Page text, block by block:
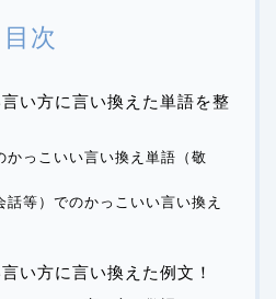
目次
い方に言い換えた単語を整
かっこいい言い換え単語（敬
話等）でのかっこいい言い換え
い方に言い換えた例文！